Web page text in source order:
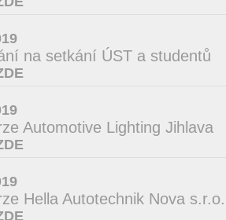
na setkání ÚST a studentů
Automotive Lighting Jihlava
Hella Autotechnik Nova